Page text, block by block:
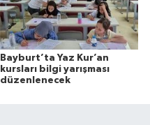
Bayburt’ta Yaz Kur’an
kursları bilgi yarışması
düzenlenecek